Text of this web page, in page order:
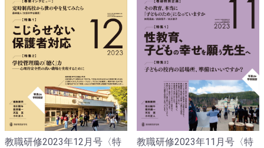
教職研修2023年12月号〈特
教職研修2023年11月号〈特